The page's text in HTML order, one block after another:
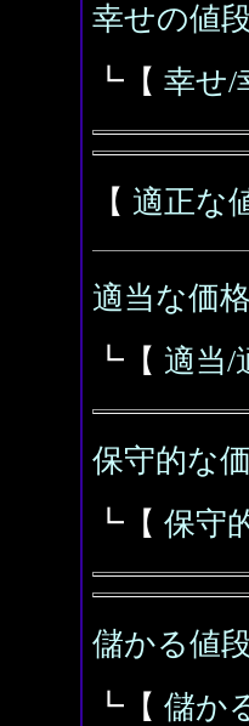
幸せの値
┗【 幸せ/
【 適正な
適当な価格
┗【 適当/
保守的な
┗【 保守
儲かる値
┗【 儲か